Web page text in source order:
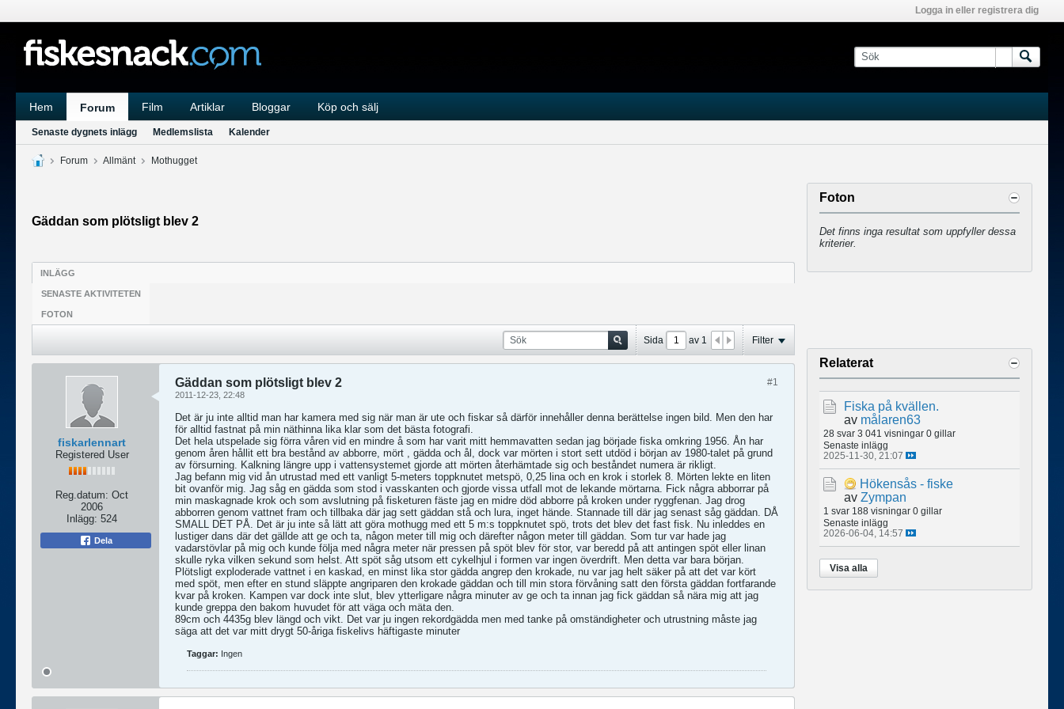
Logga in eller registrera dig
Hem Forum Film Artiklar Bloggar Köp och sälj
Senaste dygnets inlägg Medlemslista Kalender
Forum Allmänt Mothugget
Gäddan som plötsligt blev 2
INLÄGG
SENASTE AKTIVITETEN
FOTON
Sida av 1 Filter
fiskarlennart
Registered User
Reg.datum: Oct
2006
Inlägg: 524
Dela
#1
Gäddan som plötsligt blev 2
2011-12-23, 22:48
Det är ju inte alltid man har kamera med sig när man är ute och fiskar så därför innehåller denna berättelse ingen bild. Men den har
för alltid fastnat på min näthinna lika klar som det bästa fotografi.
Det hela utspelade sig förra våren vid en mindre å som har varit mitt hemmavatten sedan jag började fiska omkring 1956. Ån har
genom åren hållit ett bra bestånd av abborre, mört , gädda och ål, dock var mörten i stort sett utdöd i början av 1980-talet på grund
av försurning. Kalkning längre upp i vattensystemet gjorde att mörten återhämtade sig och beståndet numera är rikligt.
Jag befann mig vid ån utrustad med ett vanligt 5-meters toppknutet metspö, 0,25 lina och en krok i storlek 8. Mörten lekte en liten
bit ovanför mig. Jag såg en gädda som stod i vasskanten och gjorde vissa utfall mot de lekande mörtarna. Fick några abborrar på
min maskagnade krok och som avslutning på fisketuren fäste jag en midre död abborre på kroken under ryggfenan. Jag drog
abborren genom vattnet fram och tillbaka där jag sett gäddan stå och lura, inget hände. Stannade till där jag senast såg gäddan. DÅ
SMALL DET PÅ. Det är ju inte så lätt att göra mothugg med ett 5 m:s toppknutet spö, trots det blev det fast fisk. Nu inleddes en
lustiger dans där det gällde att ge och ta, någon meter till mig och därefter någon meter till gäddan. Som tur var hade jag
vadarstövlar på mig och kunde följa med några meter när pressen på spöt blev för stor, var beredd på att antingen spöt eller linan
skulle ryka vilken sekund som helst. Att spöt såg utsom ett cykelhjul i formen var ingen överdrift. Men detta var bara början.
Plötsligt exploderade vattnet i en kaskad, en minst lika stor gädda angrep den krokade, nu var jag helt säker på att det var kört
med spöt, men efter en stund släppte angriparen den krokade gäddan och till min stora förvåning satt den första gäddan fortfarande
kvar på kroken. Kampen var dock inte slut, blev ytterligare några minuter av ge och ta innan jag fick gäddan så nära mig att jag
kunde greppa den bakom huvudet för att väga och mäta den.
89cm och 4435g blev längd och vikt. Det var ju ingen rekordgädda men med tanke på omständigheter och utrustning måste jag
säga att det var mitt drygt 50-åriga fiskelivs häftigaste minuter
Taggar: Ingen
Foton
Det finns inga resultat som uppfyller dessa
kriterier.
Relaterat
Fiska på kvällen.
av målaren63
28 svar 3 041 visningar 0 gillar
Senaste inlägg
2025-11-30, 21:07
Hökensås - fiske
av Zympan
1 svar 188 visningar 0 gillar
Senaste inlägg
2026-06-04, 14:57
Visa alla